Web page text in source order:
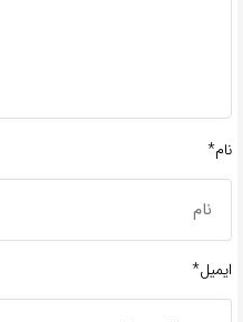
نام*
ایمیل*